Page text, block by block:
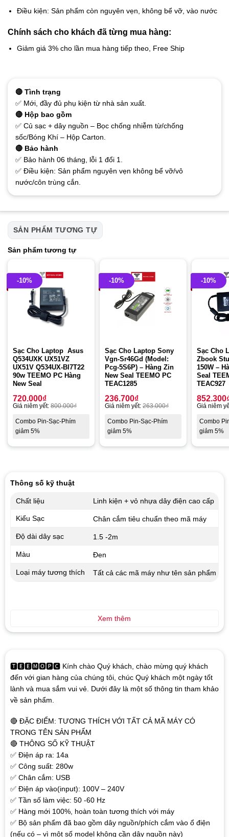
Điều kiện: Sản phẩm còn nguyên vẹn, không bể vỡ, vào nước
Chính sách cho khách đã từng mua hàng:
Giảm giá 3% cho lần mua hàng tiếp theo, Free Ship
🔴 Tình trạng
✅ Mới, đầy đủ phụ kiện từ nhà sản xuất.
🔴 Hộp bao gồm
✅ Củ sạc + dây nguồn – Bọc chống nhiễm từ/chống
sốc/Bóng Khí – Hộp Carton.
🔴 Bảo hành
✅ Bảo hành 06 tháng, lỗi 1 đổi 1.
✅ Điều kiện: Sản phẩm nguyên vẹn không bể vỡ/vô
nước/côn trùng cắn.
SẢN PHẨM TƯƠNG TỰ
Sản phẩm tương tự
-10%
Sạc Cho Laptop Asus
Q534UXK UX51VZ
UX51V Q534UX-BI7T22
90w TEEMO PC Hàng
New Seal
720.000₫
Giá niêm yết: 800.000₫
Combo Pin-Sạc-Phím
giảm 5%
-10%
Sạc Cho Laptop Sony
Vgn-Sr46Gd (Model:
Pcg-5S6P) – Hàng Zin
New Seal TEEMO PC
TEAC1285
236.700₫
Giá niêm yết: 263.000₫
Combo Pin-Sạc-Phím
giảm 5%
-10%
Sạc Cho
Zbook
150W –
Seal
TEAC927
852.300
Giá niêm
Combo
giảm 5%
🆃🅴🅴🅼🅾🅿🅲 Kính chào Quý khách, chào mừng quý khách
đến với gian hàng của chúng tôi, chúc Quý khách một ngày tốt
lành và mua sắm vui vẻ. Dưới đây là một số thông tin tham khảo
về sản phẩm.
🔴 ĐẶC ĐIỂM: TƯƠNG THÍCH VỚI TẤT CẢ MÃ MÁY CÓ
TRONG TÊN SẢN PHẨM
🔴 THÔNG SỐ KỸ THUẬT
✅ Điện áp ra: 14a
✅ Công suất: 280w
✅ Chân cắm: USB
✅ Điện áp vào(input): 100V – 240V
✅ Tần số làm việc: 50 -60 Hz
✅ Hàng mới 100%, hoàn toàn tương thích với máy
✅ Bộ sản phẩm đã bao gồm dây nguồn/phích cắm vào ổ điện
(nếu có – vì một số model không cần dây nguồn này)
Thông số kỹ thuật
Chất liệu Linh kiện + vỏ nhựa dây điện cao cấp
Kiểu Sạc Chân cắm tiêu chuẩn theo mã máy
Độ dài dây sạc 1.5 -2m
Màu Đen
Loại máy tương thích Tất cả các mã máy như tên sản phẩm
Xem thêm